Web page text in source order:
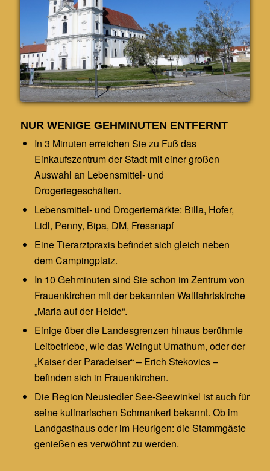
NUR WENIGE GEHMINUTEN ENTFERNT
In 3 Minuten erreichen Sie zu Fuß das
Einkaufszentrum der Stadt mit einer großen
Auswahl an Lebensmittel- und
Drogeriegeschäften.
Lebensmittel- und Drogeriemärkte: Billa, Hofer,
Lidl, Penny, Bipa, DM, Fressnapf
Eine Tierarztpraxis befindet sich gleich neben
dem Campingplatz.
In 10 Gehminuten sind Sie schon im Zentrum von
Frauenkirchen mit der bekannten Wallfahrtskirche
„Maria auf der Heide“.
Einige über die Landesgrenzen hinaus berühmte
Leitbetriebe, wie das Weingut Umathum, oder der
„Kaiser der Paradeiser“ – Erich Stekovics –
befinden sich in Frauenkirchen.
Die Region Neusiedler See-Seewinkel ist auch für
seine kulinarischen Schmankerl bekannt. Ob im
Landgasthaus oder im Heurigen: die Stammgäste
genießen es verwöhnt zu werden.